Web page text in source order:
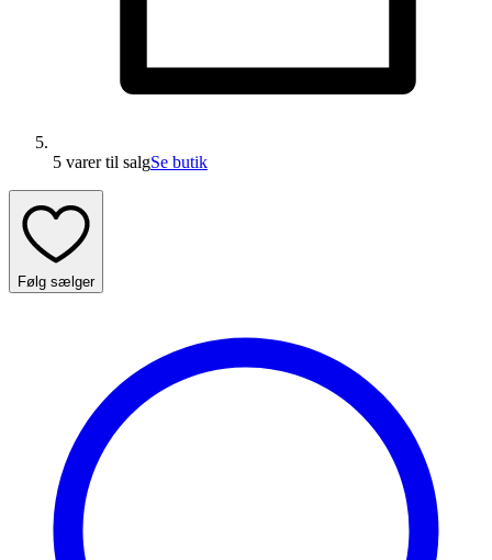
5 varertil salgSe butik
Følg sælger